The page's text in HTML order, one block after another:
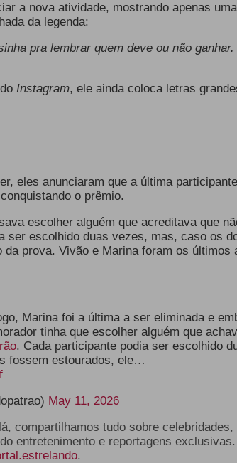
a nova atividade, mostrando apenas
da legenda:
pra lembrar quem deve ou não
Instagram, ele ainda coloca letras
eles anunciaram que a última
o prêmio.
escolher alguém que acreditava que
ser escolhido duas vezes, mas, caso os
prova. Vivão e Marina foram os últimos
Marina foi a última a ser eliminada e
tinha que escolher alguém que
. Cada participante podia ser escolhido
fossem estourados, ele…
May 11, 2026
compartilhamos tudo sobre celebridades,
entretenimento e reportagens
.